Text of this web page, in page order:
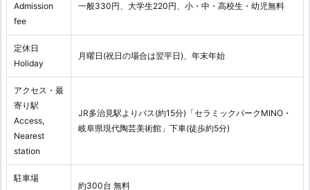
Admission
fee
一般330円、大学生220円、小・中・高校生・幼児無料
定休日
Holiday
月曜日(祝日の場合は翌平日)、年末年始
アクセス・最
寄り駅
Access,
Nearest
station
JR多治見駅よりバス(約15分)「セラミックパークMINO・
岐阜県現代陶芸美術館」下車(徒歩約5分)
駐車場
約300台 無料